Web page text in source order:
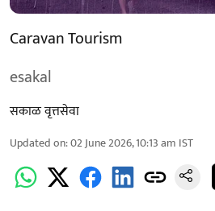
Caravan Tourism
esakal
सकाळ वृत्तसेवा
Updated on:02 June 2026, 10:13 am IST